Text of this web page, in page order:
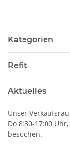
Kategorien
Refit
Aktuelles
Unser
Do 8:30-17:00
besuchen.